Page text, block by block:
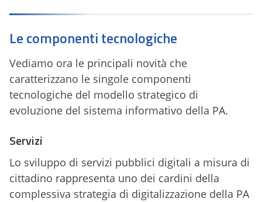
Le componenti tecnologiche
Vediamo ora le principali novità che
caratterizzano le singole componenti
tecnologiche del modello strategico di
evoluzione del sistema informativo della PA.
Servizi
Lo sviluppo di servizi pubblici digitali a misura di
cittadino rappresenta uno dei cardini della
complessiva strategia di digitalizzazione della PA